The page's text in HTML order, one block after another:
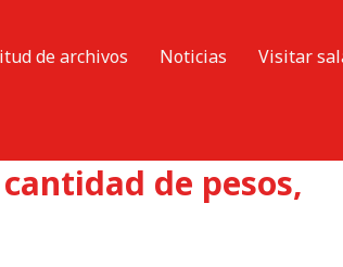
de archivos Noticias
Visitar
de pesos,